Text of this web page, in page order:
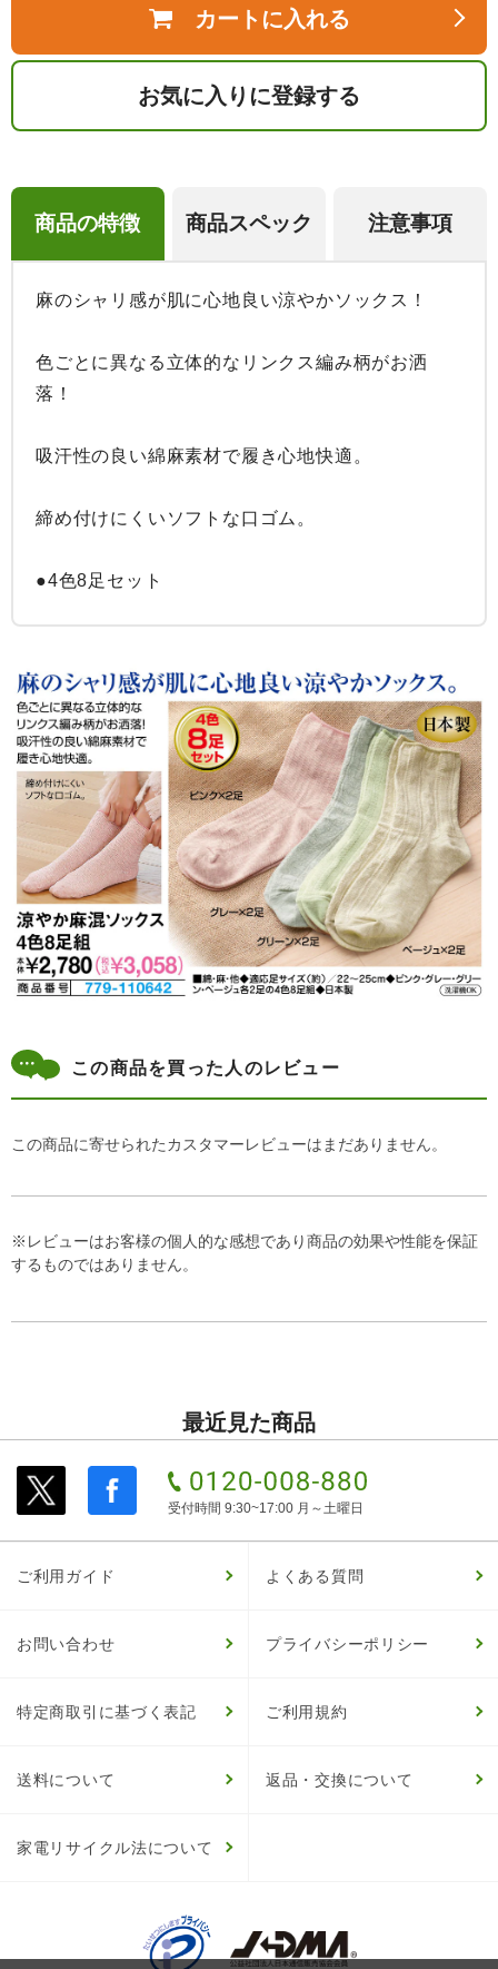
カートに入れる
お気に入りに登録する
商品の特徴 商品スペック 注意事項
麻のシャリ感が肌に心地良い涼やかソックス！
色ごとに異なる立体的なリンクス編み柄がお洒
落！
吸汗性の良い綿麻素材で履き心地快適。
締め付けにくいソフトな口ゴム。
●4色8足セット
この商品を買った人のレビュー
この商品に寄せられたカスタマーレビューはまだありません。
※レビューはお客様の個人的な感想であり商品の効果や性能を保証
するものではありません。
最近見た商品
受付時間 9:30~17:00 月～土曜日
ご利用ガイド よくある質問
お問い合わせ プライバシーポリシー
特定商取引に基づく表記 ご利用規約
送料について 返品・交換について
家電リサイクル法について